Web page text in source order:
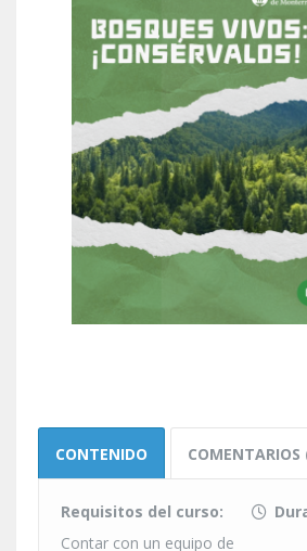
CONTENIDO COMENTARIOS
Requisitos del curso:
Contar con un equipo de